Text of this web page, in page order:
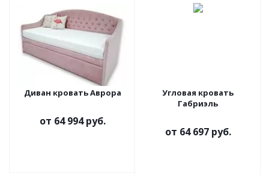
Диван кровать Аврора
от 64 994 руб.
Угловая кровать
Габриэль
от 64 697 руб.